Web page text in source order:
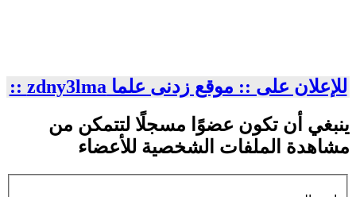
للإعلان على :: موقع زدنى علما zdny3lma ::
ينبغي أن تكون عضوًا مسجلًا لتتمكن من
مشاهدة الملفات الشخصية للأعضاء